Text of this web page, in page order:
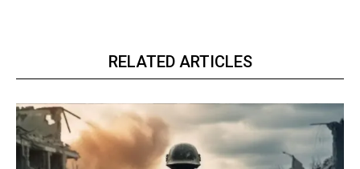
RELATED ARTICLES